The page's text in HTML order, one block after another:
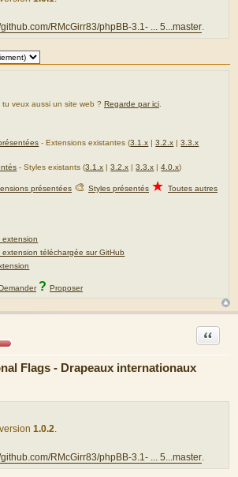
RMcGirr83/phpBB-3.1- ... 5...master
veux aussi un site web ? Regarde par ici
-Extensions existantes (3.1.x |3.2.x |3.3.x
- Styles existants (3.1.x |3.2.x |3.3.x |4.0.x)
présentées 🎨 Styles présentés ★ Toutes autres
extension
extension téléchargée sur GitHub
? Proposer
Flags - Drapeaux internationaux
Citation
1.0.2.
github.com/RMcGirr83/phpBB-3.1- ... 5...master.